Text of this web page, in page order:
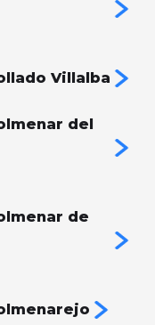
Villalba
del
de